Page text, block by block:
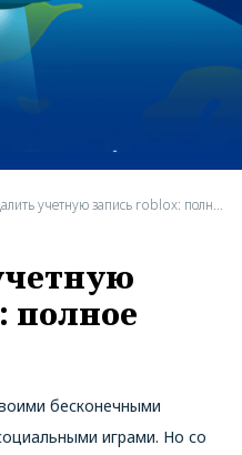
Как удалить учетную запись roblox: полное руководство
полное
бесконечными
играми. Но со